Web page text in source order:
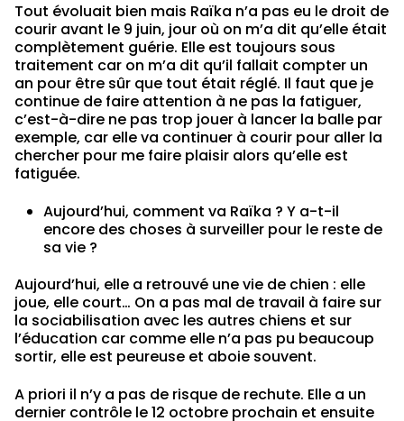
Tout évoluait bien mais Raïka n’a pas eu le droit de
courir avant le 9 juin, jour où on m’a dit qu’elle était
complètement guérie. Elle est toujours sous
traitement car on m’a dit qu’il fallait compter un
an pour être sûr que tout était réglé. Il faut que je
continue de faire attention à ne pas la fatiguer,
c’est-à-dire ne pas trop jouer à lancer la balle par
exemple, car elle va continuer à courir pour aller la
chercher pour me faire plaisir alors qu’elle est
fatiguée.
Aujourd’hui, comment va Raïka ? Y a-t-il
encore des choses à surveiller pour le reste de
sa vie ?
Aujourd’hui, elle a retrouvé une vie de chien : elle
joue, elle court… On a pas mal de travail à faire sur
la sociabilisation avec les autres chiens et sur
l’éducation car comme elle n’a pas pu beaucoup
sortir, elle est peureuse et aboie souvent.
A priori il n’y a pas de risque de rechute. Elle a un
dernier contrôle le 12 octobre prochain et ensuite